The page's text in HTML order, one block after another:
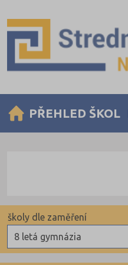
PŘEHLED ŠKOL
8 letá gymnázia
školy dle zaměření